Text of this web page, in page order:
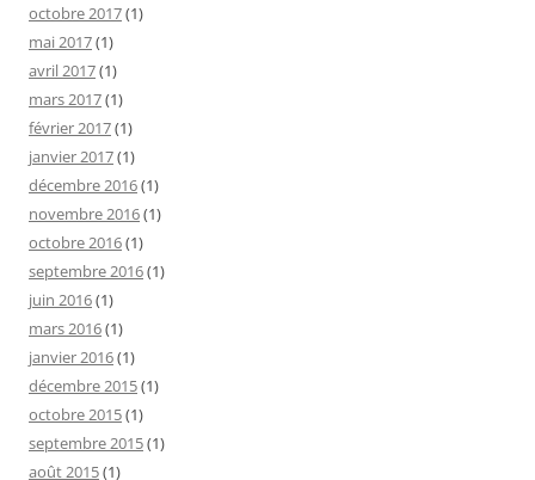
octobre 2017(1)
mai 2017(1)
avril 2017(1)
mars 2017(1)
février 2017(1)
janvier 2017(1)
décembre 2016(1)
novembre 2016(1)
octobre 2016(1)
septembre 2016(1)
juin 2016(1)
mars 2016(1)
janvier 2016(1)
décembre 2015(1)
octobre 2015(1)
septembre 2015(1)
août 2015(1)